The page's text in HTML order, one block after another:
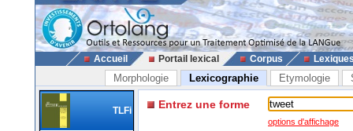
Accueil Portail lexical Corpus
Morphologie Lexicographie Etymologie
TLFi Entrez une forme
options d'affichage